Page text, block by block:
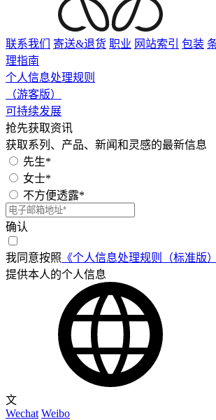
联系我们 寄送&退货 职业 网站索引 包装
理指南
个人信息处理规则
（游客版）
可持续发展
抢先获取资讯
获取系列、产品、新闻和灵感的最新信息
先生*
女士*
不方便透露*
确认
我同意按照 《个人信息处理规则（标准版）
提供本人的个人信息
文
Wechat Weibo